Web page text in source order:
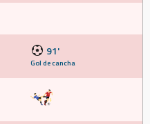
91'
Gol de cancha